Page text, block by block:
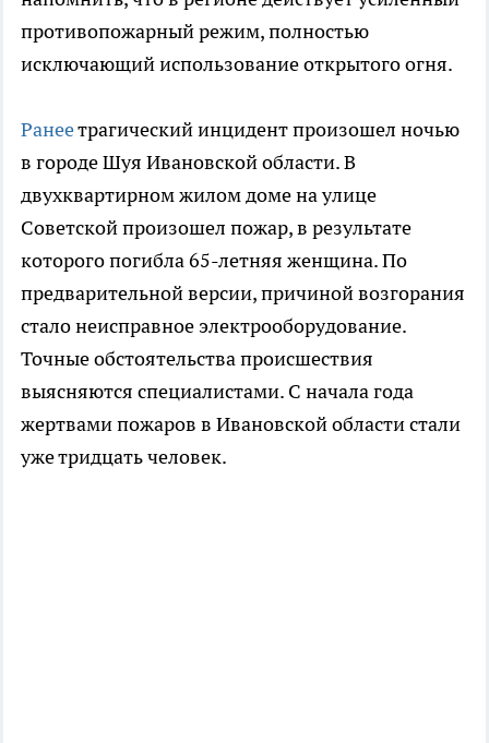
противопожарный режим, полностью
исключающий использование открытого огня.
Ранеетрагический инцидент произошел ночью
в городе Шуя Ивановской области. В
двухквартирном жилом доме на улице
Советской произошел пожар, в результате
которого погибла 65-летняя женщина. По
предварительной версии, причиной возгорания
стало неисправное электрооборудование.
Точные обстоятельства происшествия
выясняются специалистами. С начала года
жертвами пожаров в Ивановской области стали
уже тридцать человек.